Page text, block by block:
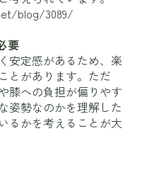
blog/3089/
要
安定感があるため、楽
とがあります。ただ
膝への負担が偏りやす
姿勢なのかを理解した
るかを考えることが大